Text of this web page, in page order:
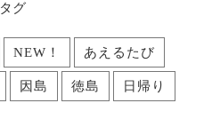
タグ
NEW！ あえるたび
因島 徳島 日帰り